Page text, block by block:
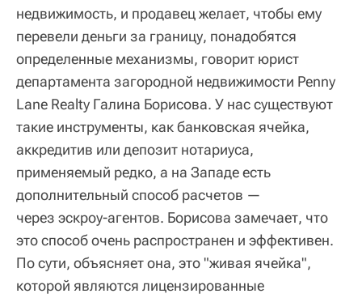
недвижимость, и продавец желает, чтобы ему
перевели деньги за границу, понадобятся
определенные механизмы, говорит юрист
департамента загородной недвижимости Penny
Lane Realty Галина Борисова. У нас существуют
такие инструменты, как банковская ячейка,
аккредитив или депозит нотариуса,
применяемый редко, а на Западе есть
дополнительный способ расчетов —
через эскроу-агентов. Борисова замечает, что
это способ очень распространен и эффективен.
По сути, объясняет она, это "живая ячейка",
которой являются лицензированные